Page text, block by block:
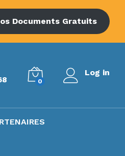
Documents Gratuits
0
Log in